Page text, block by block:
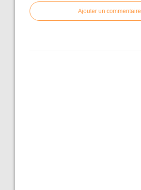
Ajouter un commentaire